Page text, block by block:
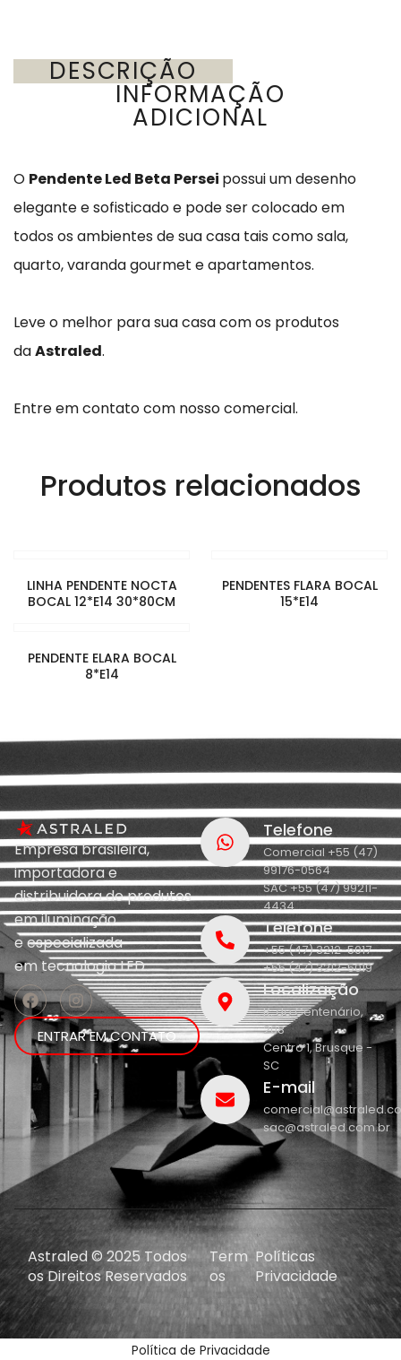
DESCRIÇÃO
INFORMAÇÃO
ADICIONAL
O Pendente Led Beta Persei possui um desenho
elegante e sofisticado e pode ser colocado em
todos os ambientes de sua casa tais como sala,
quarto, varanda gourmet e apartamentos.
Leve o melhor para sua casa com os produtos
daAstraled.
Entre em contato com nosso comercial.
Produtos relacionados
LINHA PENDENTE NOCTA
BOCAL 12*E14 30*80CM
PENDENTES FLARA BOCAL
15*E14
PENDENTE ELARA BOCAL
8*E14
Empresa brasileira,
importadora e
distribuidora de produtos
em iluminação
eespecializada
emtecnologia LED.
ENTRAR EM CONTATO
Telefone
Comercial +55 (47)
99176-0564
SAC +55 (47) 99211-
4434
Telefone
+55 (47) 3212-5017
+55 (47) 3212-5019
Localização
R. do Centenário,
208
Centro 1, Brusque -
SC
E-mail
sac@astraled.com.br
Astraled © 2025 Todos
os Direitos Reservados
Term
os
Políticas
Privacidade
Política de Privacidade